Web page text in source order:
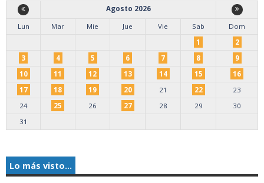
Agosto 2026
Lun
Mar Mie Jue Vie Sab
Dom
1
2
3
4 5 6 7 8
9
10
11 12 13 14 15
16
17
18 19 20 21 22
23
24
25 26 27 28 29
30
31
Lo más visto...